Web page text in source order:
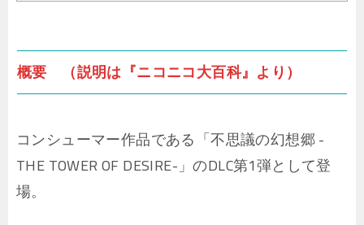
概要 （説明は『ニコニコ大百科』より）
コンシューマー作品である「不思議の幻想郷 -
THE TOWER OF DESIRE-」のDLC第1弾として登
場。